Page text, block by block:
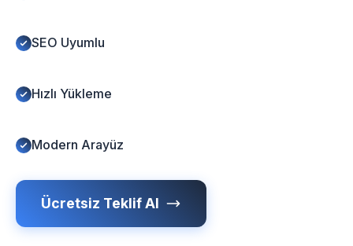
SEO Uyumlu
Hızlı Yükleme
Modern Arayüz
Ücretsiz Teklif Al